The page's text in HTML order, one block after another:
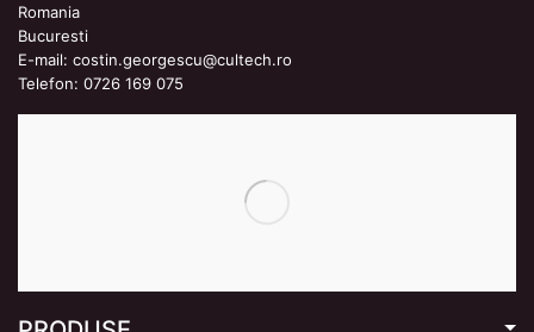
Romania
Bucuresti
E-mail: costin.georgescu@cultech.ro
Telefon: 0726 169 075